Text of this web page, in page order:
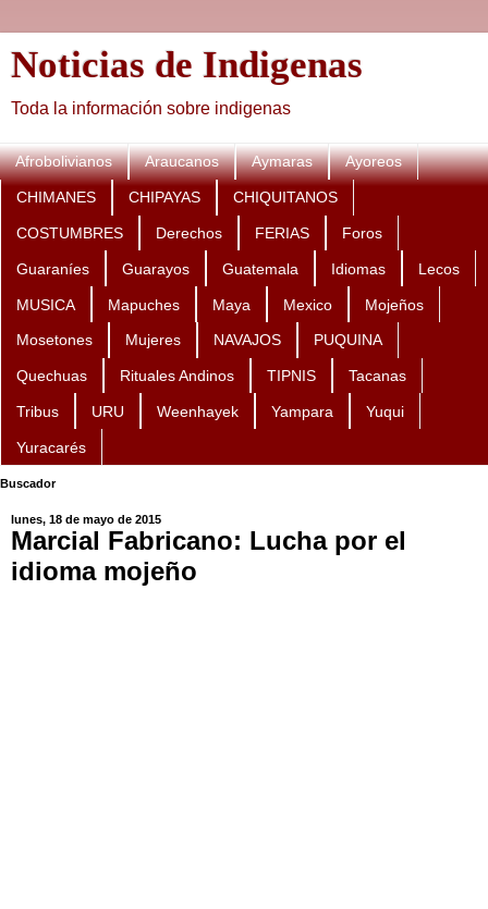
Noticias de Indigenas
Toda la información sobre indigenas
Afrobolivianos Araucanos Aymaras Ayoreos
CHIMANES CHIPAYAS CHIQUITANOS
COSTUMBRES Derechos FERIAS Foros
Guaraníes Guarayos Guatemala Idiomas Lecos
MUSICA Mapuches Maya Mexico Mojeños
Mosetones Mujeres NAVAJOS PUQUINA
Quechuas Rituales Andinos TIPNIS Tacanas
Tribus URU Weenhayek Yampara Yuqui
Yuracarés
Buscador
lunes, 18 de mayo de 2015
Marcial Fabricano: Lucha por el
idioma mojeño